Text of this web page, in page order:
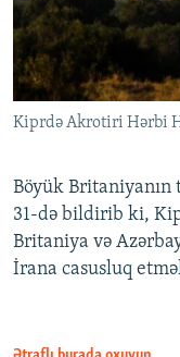
Kiprdə Akrotiri Hərbi
Böyük
31-də bildirib ki,
Britaniya və
İrana casusluq